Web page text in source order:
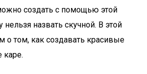
создать с помощью этой
нельзя назвать скучной. В этой
о том, как создавать красивые
каре.